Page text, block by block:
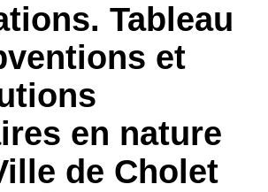
Tableau
et
en nature
de Cholet